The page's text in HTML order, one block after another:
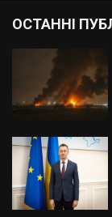
ОСТАННІ